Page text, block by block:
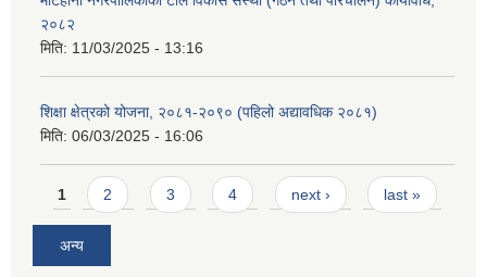
२०८२
मिति: 11/03/2025 - 13:16
शिक्षा क्षेत्रको योजना, २०८१-२०९० ‌‍(पहिलो अद्यावधिक २०८१)
मिति: 06/03/2025 - 16:06
Pages
1 2 3 4 next › last »
अन्य